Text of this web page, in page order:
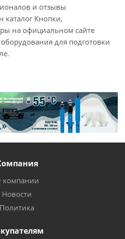
и отзывы
Кнопки,
на официальном сайте
для подготовки
компании
Новости
Политика